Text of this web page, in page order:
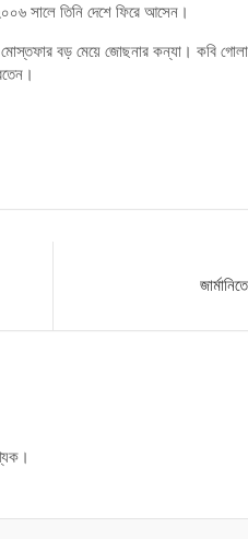
সালে তিনি দেশে ফিরে আসেন।
বড় মেয়ে জোছনার কন্যা। কবি